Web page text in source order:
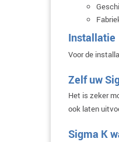
Installatie
Voor de
Zelf uw
Het is zeker
ook laten
Sigma K